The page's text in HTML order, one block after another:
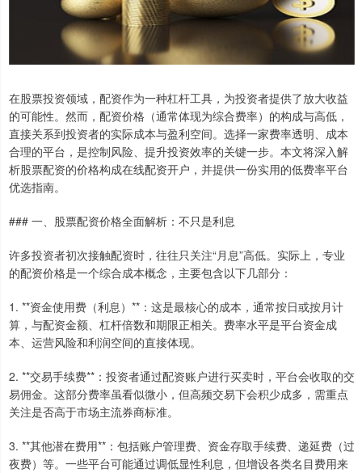
在股票投资领域，配资作为一种杠杆工具，为投资者提供了放大收益
的可能性。然而，配资价格（通常体现为综合费率）的构成与高低，
直接关系到投资者的实际成本与盈利空间。选择一家费率透明、成本
合理的平台，是控制风险、提升投资效率的关键一步。本文将深入解
析股票配资的价格构成在线配资开户，并提供一份实用的低费率平台
优选指南。
### 一、股票配资价格全面解析：不只是利息
许多投资者初次接触配资时，往往只关注“月息”高低。实际上，专业
的配资价格是一个综合成本概念，主要包含以下几部分：
1. **资金使用费（利息）**：这是最核心的成本，通常按日或按月计
算，与配资金额、杠杆倍数和期限正相关。费率水平是平台资金成
本、运营风险和利润空间的直接体现。
2. **交易手续费**：投资者通过配资账户进行买卖时，平台会收取的交
易佣金。这部分费率虽看似微小，但高频交易下会积少成多，需重点
关注是否高于市场主流券商标准。
3. **其他潜在费用**：包括账户管理费、资金存取手续费、递延费（过
夜费）等。一些平台可能通过调低显性利息，但增设各类名目费用来